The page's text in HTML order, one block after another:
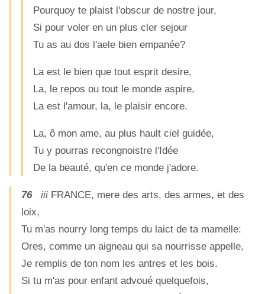
Pourquoy te plaist l'obscur de nostre jour,
Si pour voler en un plus cler sejour
Tu as au dos l'aele bien empanée?
La est le bien que tout esprit desire,
La, le repos ou tout le monde aspire,
La est l'amour, la, le plaisir encore.
La, ô mon ame, au plus hault ciel guidée,
Tu y pourras recongnoistre l'Idée
De la beauté, qu'en ce monde j'adore.
76iii FRANCE, mere des arts, des armes, et des
loix,
Tu m'as nourry long temps du laict de ta mamelle:
Ores, comme un aigneau qui sa nourrisse appelle,
Je remplis de ton nom les antres et les bois.
Si tu m'as pour enfant advoué quelquefois,